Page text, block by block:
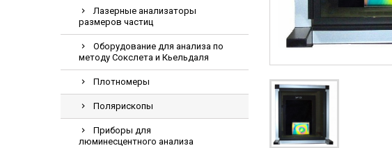
ЛОР-Комбайны
Мониторы пациента
Насосы шприцевые и инфузионные
ПЦР анализаторы
Тракционные кровати
Лазерные анализаторы
размеров частиц
Оборудование для анализа по
методу Сокслета и Кьельдаля
Плотномеры
Полярископы
Приборы для
люминесцентного анализа